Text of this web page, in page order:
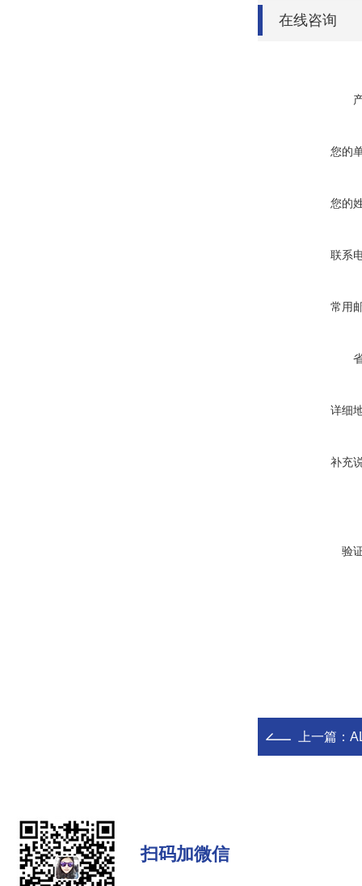
在线咨询
您的
您的
联系
常用
详细
补充
验
上一篇：
扫码加微信